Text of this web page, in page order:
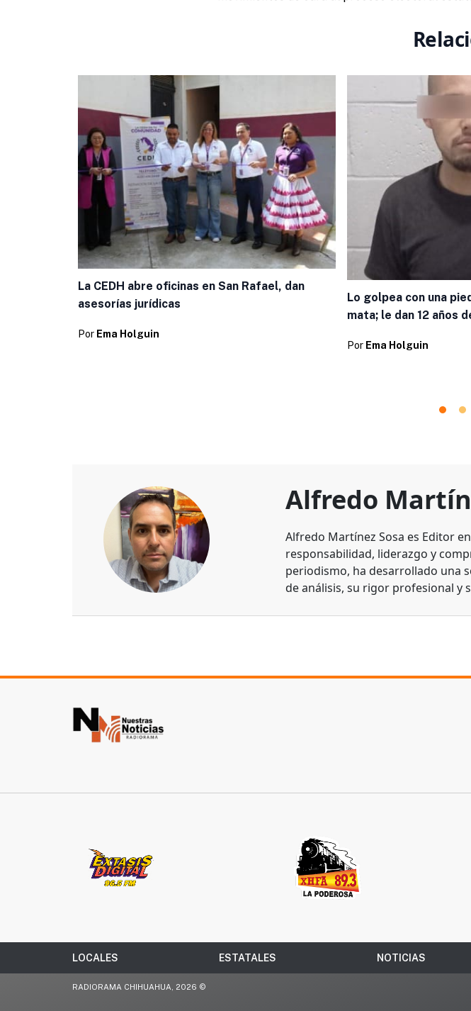
La CEDH abre oficinas en San Rafael, dan
asesorías jurídicas
Por Ema Holguin
Lo golpea con una
mata; le dan 12 años
Por Ema Holguin
Alfredo
Alfredo Martínez Sosa es Editor
responsabilidad, liderazgo y
periodismo, ha desarrollado una
de análisis, su rigor profesional y
LOCALES ESTATALES NOTICIAS
RADIORAMA CHIHUAHUA, 2026 ©